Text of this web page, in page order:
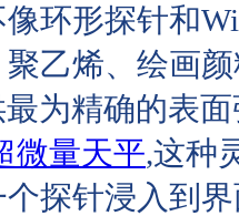
环形探针和
乙烯、绘画
为精确的表
微量天平,这种
探针浸入到